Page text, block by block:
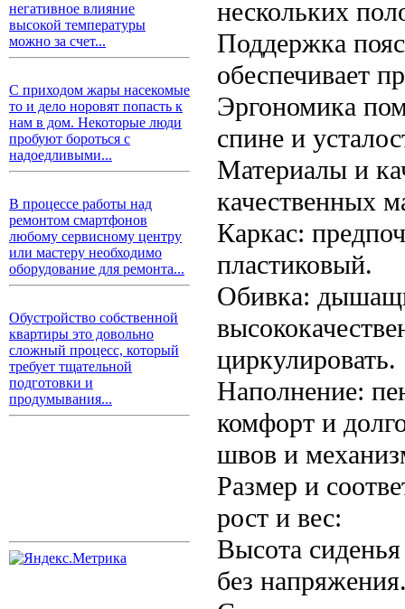
негативное влияние
высокой температуры
можно за счет...
С приходом жары насекомые
то и дело норовят попасть к
нам в дом. Некоторые люди
пробуют бороться с
надоедливыми...
В процессе работы над
ремонтом смартфонов
любому сервисному центру
или мастеру необходимо
оборудование для ремонта...
Обустройство собственной
квартиры это довольно
сложный процесс, который
требует тщательной
подготовки и
продумывания...
нескольких
Поддержка
обеспечивает
Эргономика
спине и
Материалы и
качественных
Каркас:
пластиковый.
Обивка:
циркулировать.
Наполнение:
комфорт и
швов и
Размер и
рост и вес:
Высота
без